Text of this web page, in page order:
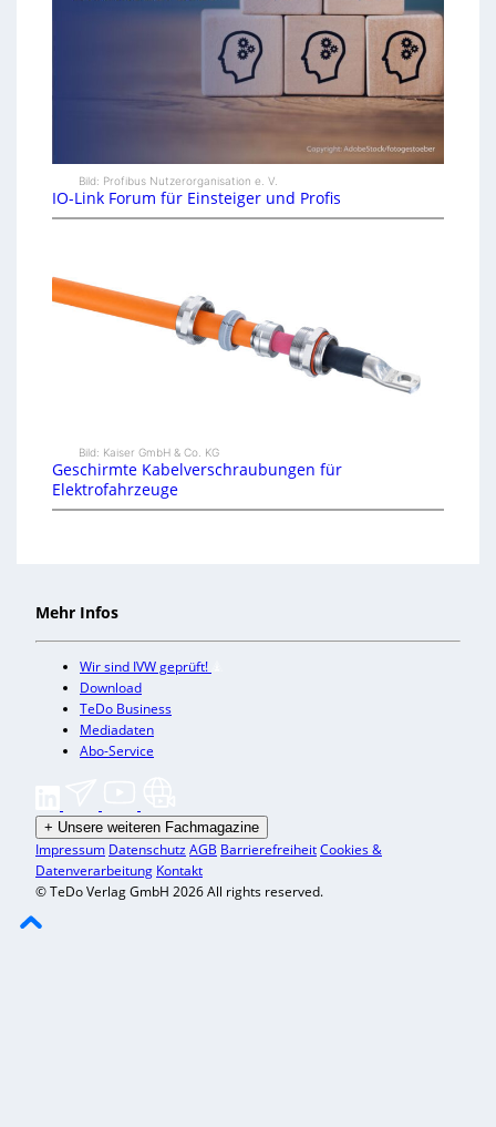
Bild: Profibus Nutzerorganisation e. V.
IO-Link Forum für Einsteiger und Profis
Bild: Kaiser GmbH & Co. KG
Geschirmte Kabelverschraubungen für
Elektrofahrzeuge
Mehr Infos
Wir sind IVW geprüft!
Download
TeDo Business
Mediadaten
Abo-Service
+ Unsere weiteren Fachmagazine
Impressum DatenschutzAGB BarrierefreiheitCookies &
Datenverarbeitung Kontakt
© TeDo Verlag GmbH 2026 All rights reserved.